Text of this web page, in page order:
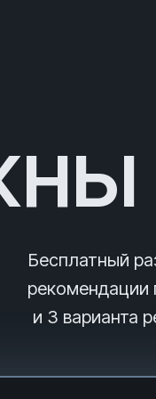
Бесплатный
рекомендации
и 3 варианта